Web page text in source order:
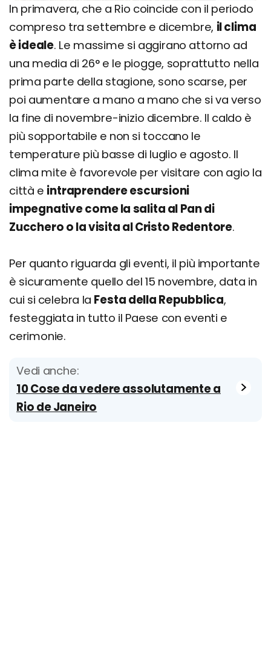
In primavera, che a Rio coincide con il periodo
compreso tra settembre e dicembre, il clima
è ideale. Le massime si aggirano attorno ad
una media di 26° e le piogge, soprattutto nella
prima parte della stagione, sono scarse, per
poi aumentare a mano a mano che si va verso
la fine di novembre-inizio dicembre. Il caldo è
più sopportabile e non si toccano le
temperature più basse di luglio e agosto. Il
clima mite è favorevole per visitare con agio la
città e intraprendere escursioni
impegnative come la salita al Pan di
Zucchero o la visita al Cristo Redentore.
Per quanto riguarda gli eventi, il più importante
è sicuramente quello del 15 novembre, data in
cui si celebra la Festa della Repubblica,
festeggiata in tutto il Paese con eventi e
cerimonie.
Vedi anche:
10 Cose da vedere assolutamente a
Rio de Janeiro